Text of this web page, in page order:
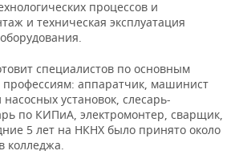
процессов и
и техническая эксплуатация
специалистов по основным
профессиям: аппаратчик, машинист
установок, слесарь-
по КИПиА, электромонтер, сварщик,
5 лет на НКНХ было принято около
колледжа.